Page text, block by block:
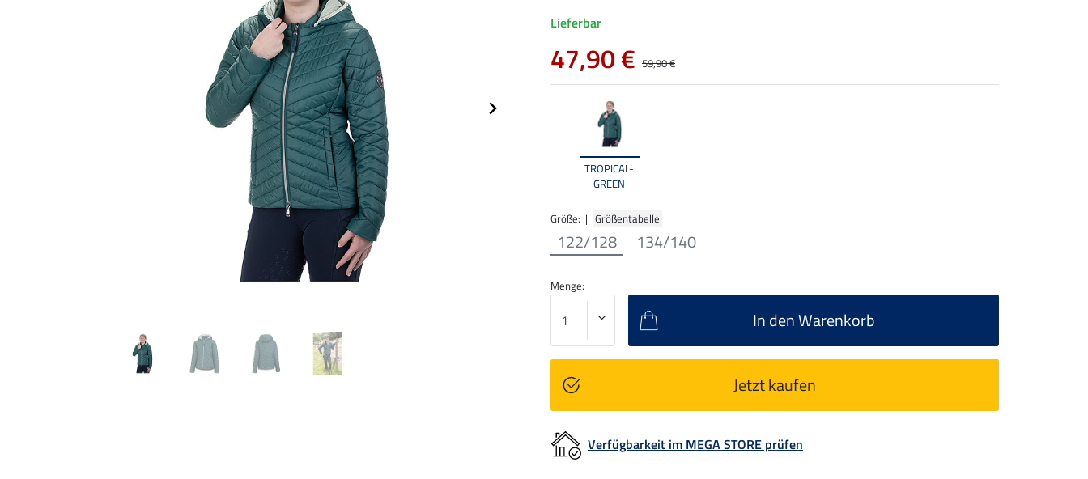
TROPICAL-
GREEN
Größe: | Größentabelle
122/128 134/140
Lieferbar
47,90 € 59,90 €
Menge:
In den Warenkorb
Jetzt kaufen
Verfügbarkeit im MEGA STORE prüfen